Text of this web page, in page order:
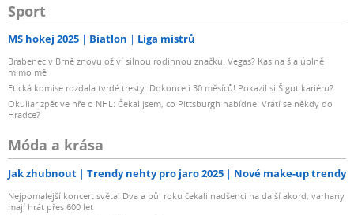
Sport
MS hokej 2025 Biatlon Liga mistrů
Brabenec v Brně znovu oživí silnou rodinnou značku. Vegas? Kasina šla úplně
mimo mě
Etická komise rozdala tvrdé tresty: Dokonce i 30 měsíců! Pokazil si Šigut kariéru?
Okuliar zpět ve hře o NHL: Čekal jsem, co Pittsburgh nabídne. Vrátí se někdy do
Hradce?
Móda a krása
Jak zhubnout Trendy nehty pro jaro 2025 Nové make-up trendy
Nejpomalejší koncert světa! Dva a půl roku čekali nadšenci na další akord, varhany
mají hrát přes 600 let